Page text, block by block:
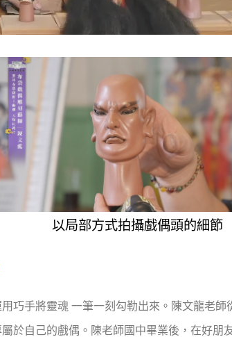
以局部方式拍攝戲偶頭的細節
巧手將靈魂 一筆一刻勾勒出來。陳文龍老師
於自己的戲偶。陳老師國中畢業後，在好朋